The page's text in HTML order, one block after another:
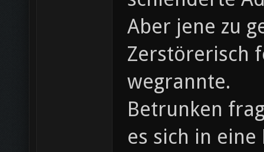
Aber jene zu
Zerstörerisch
wegrannte.
Betrunken
es sich in